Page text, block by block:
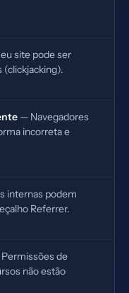
site pode ser
— Navegadores
incorreta e
internas podem
Referrer.
de
não estão